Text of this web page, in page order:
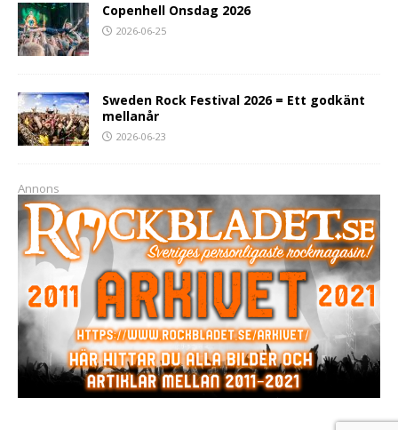
Copenhell Onsdag 2026
2026-06-25
Sweden Rock Festival 2026 = Ett godkänt
mellanår
2026-06-23
Annons